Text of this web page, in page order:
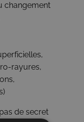
changement
rayures,
de secret